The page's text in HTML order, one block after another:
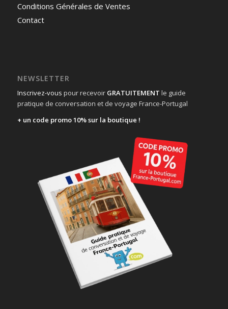
Conditions Générales de Ventes
Contact
NEWSLETTER
Inscrivez-vous pour recevoir GRATUITEMENT le guide
pratique de conversation et de voyage France-Portugal
+ un code promo 10% sur la boutique !